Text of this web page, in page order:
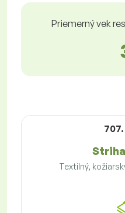
Priemerný vek
Textilný,